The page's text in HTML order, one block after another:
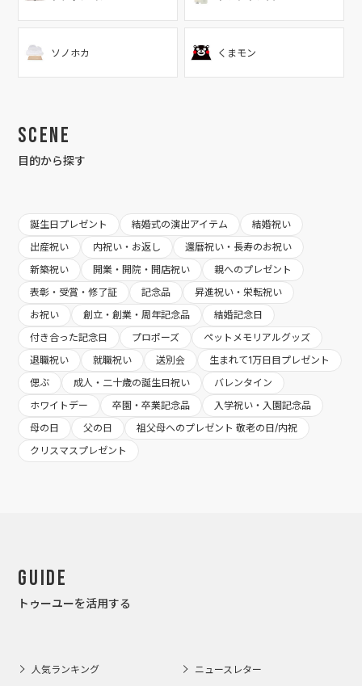
ソノホカ くまモン
Scene
目的から探す
誕生日プレゼント 結婚式の演出アイテム
結婚祝い
出産祝い
内祝い・お返し
還暦祝い・長寿のお祝い
新築祝い
開業・開院・開店祝い
親へのプレゼント
表彰・受賞・修了証
記念品
昇進祝い・栄転祝い
お祝い
創立・創業・周年記念品
結婚記念日
付き合った記念日
プロポーズ
ペットメモリアルグッズ
退職祝い
就職祝い 送別会
生まれて1万日目プレゼント
偲ぶ
成人・二十歳の誕生日祝い
バレンタイン
ホワイトデー
卒園・卒業記念品
入学祝い・入園記念品
母の日
父の日
祖父母へのプレゼント 敬老の日/内祝
クリスマスプレゼント
Guide
トゥーユーを活用する
人気ランキング ニュースレター